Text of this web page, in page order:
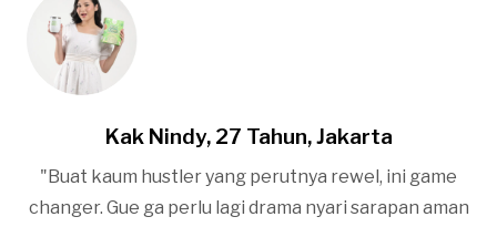
Kak Nindy, 27 Tahun, Jakarta
"Buat kaum hustler yang perutnya rewel, ini game
changer. Gue ga perlu lagi drama nyari sarapan aman